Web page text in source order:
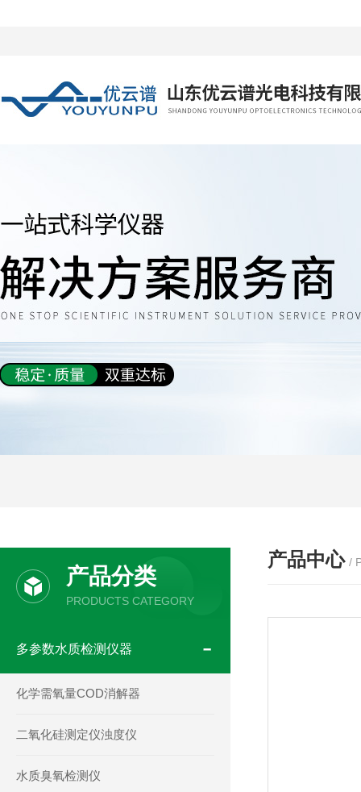
产品中心 /
产品分类
PRODUCTS CATEGORY
多参数水质检测仪器
化学需氧量COD消解器
二氧化硅测定仪浊度仪
水质臭氧检测仪